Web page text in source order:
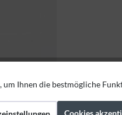
um Ihnen die bestmögliche
Cookies